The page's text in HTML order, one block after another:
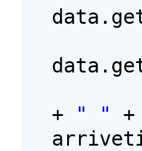
+ " "